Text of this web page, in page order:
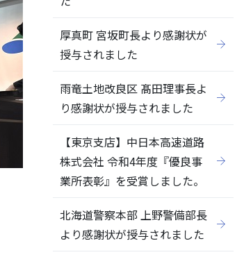
厚真町 宮坂町長より感謝状が
授与されました
雨竜土地改良区 髙田理事長よ
り感謝状が授与されました
【東京支店】中日本高速道路
株式会社 令和4年度『優良事
業所表彰』を受賞しました。
北海道警察本部 上野警備部長
より感謝状が授与されました